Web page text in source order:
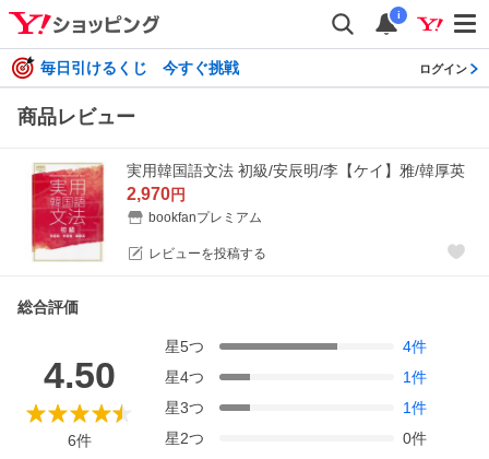
i
毎日引けるくじ 今すぐ挑戦 ログイン
商品レビュー
実用韓国語文法 初級/安辰明/李【ケイ】雅/韓厚英
2,970円
bookfanプレミアム
レビューを投稿する
総合評価
4.50
6件
星5つ 4件
星4つ 1件
星3つ 1件
星2つ 0件